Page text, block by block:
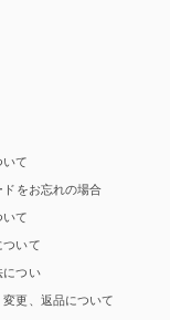
いて
ドをお忘れの場合
いて
ついて
につい
変更、返品について